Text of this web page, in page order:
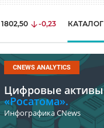
1802,50 -0,23 КАТАЛОГ
CNEWS ANALYTICS
Цифровые активы
«Росатома».
Инфографика CNews